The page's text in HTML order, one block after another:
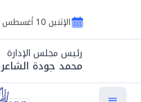
الإثنين 10 أغسطس 2026
رئيس مجلس الإدارة
محمد جودة الشاعر